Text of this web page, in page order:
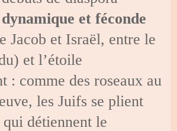
et féconde
Jacob et Israël, entre le
et l’étoile
: comme des roseaux au
les Juifs se plient
détiennent le